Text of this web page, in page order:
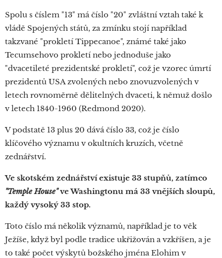
Spolu s číslem "13" má číslo "20" zvláštní vztah také k
vládě Spojených států, za zmínku stojí například
takzvané "prokletí Tippecanoe", známé také jako
Tecumsehovo prokletí nebo jednoduše jako
"dvacetileté prezidentské prokletí", což je vzorec úmrtí
prezidentů USA zvolených nebo znovuzvolených v
letech rovnoměrně dělitelných dvaceti, k němuž došlo
v letech 1840-1960 (Redmond 2020).
V podstatě 13 plus 20 dává číslo 33, což je číslo
klíčového významu v okultních kruzích, včetně
zednářství.
Ve skotském zednářství existuje 33 stupňů, zatímco
"Temple House"ve Washingtonu má 33 vnějších sloupů,
každý vysoký 33 stop.
Toto číslo má několik významů, například je to věk
Ježíše, když byl podle tradice ukřižován a vzkříšen, a je
to také počet výskytů božského jména Elohim v